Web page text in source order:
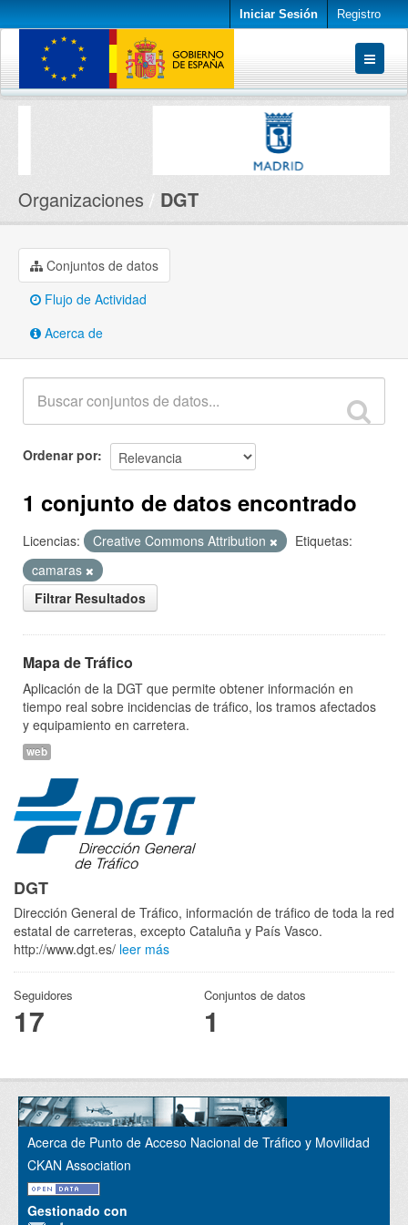
Iniciar Sesión Registro
Conjuntos de datos
Organizaciones DGT
Conjuntos de datos
Flujo de Actividad
Acerca de
Ordenar por
1 conjunto de datos encontrado
Licencias: Creative Commons Attribution
Etiquetas:
camaras
Filtrar Resultados
Mapa de Tráfico
Aplicación de la DGT que permite obtener información en
tiempo real sobre incidencias de tráfico, los tramos afectados
y equipamiento en carretera.
web
DGT
Dirección General de Tráfico, información de tráfico de toda la red
estatal de carreteras, excepto Cataluña y País Vasco.
http://www.dgt.es/ leer más
Seguidores
17
Conjuntos de datos
1
Acerca de Punto de Acceso Nacional de Tráfico y Movilidad
CKAN Association
Gestionado con